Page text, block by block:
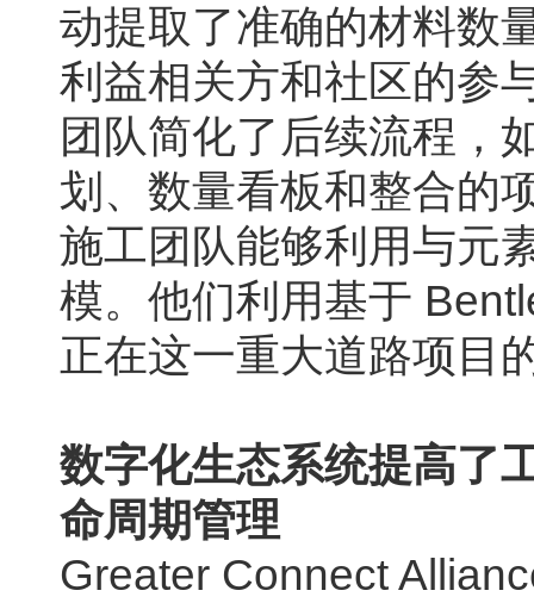
动提取了准确的材料数
利益相关方和社区的参
团队简化了后续流程，
划、数量看板和整合的
施工团队能够利用与元
模。他们利用基于
正在这一重大道路项目
数字化生态系统提高了
命周期管理
Greater Connect